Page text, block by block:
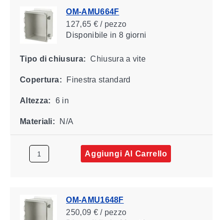
OM-AMU664F
127,65 € / pezzo
Disponibile in 8 giorni
Tipo di chiusura: Chiusura a vite
Copertura: Finestra standard
Altezza: 6 in
Materiali: N/A
Aggiungi Al Carrello
OM-AMU1648F
250,09 € / pezzo